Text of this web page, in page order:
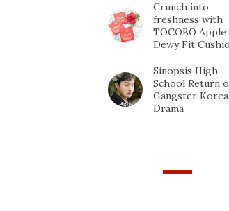
Crunch into
freshness with
TOCOBO Apple
Dewy Fit
Sinopsis High
School Return
Gangster
Drama